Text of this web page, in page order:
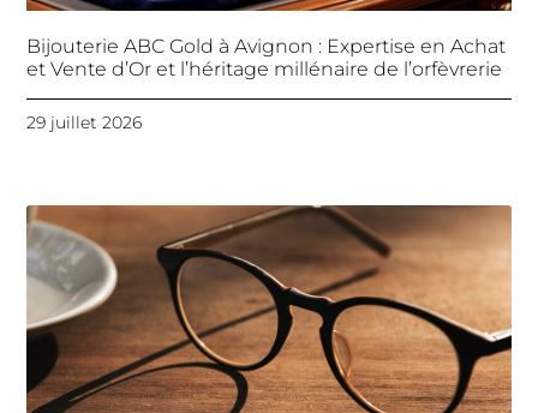
Bijouterie ABC Gold à Avignon : Expertise en Achat
et Vente d’Or et l’héritage millénaire de l’orfèvrerie
29 juillet 2026